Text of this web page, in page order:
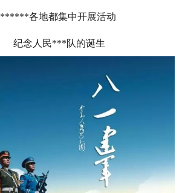
******各地都集中开展活动
纪念人民***队的诞生